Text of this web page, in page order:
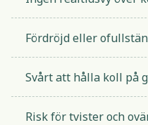
Fördröjd eller
Svårt att hålla koll på
Risk för tvister och